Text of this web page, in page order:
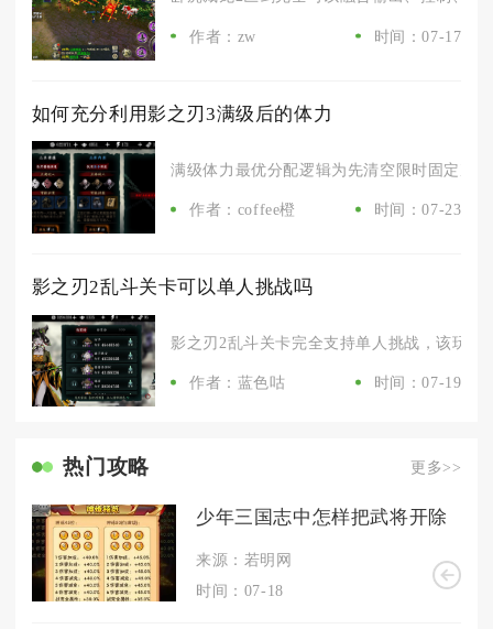
作者：zw 时间：07-17
如何充分利用影之刃3满级后的体力
满级体力最优分配逻辑为先清空限时固定次
作者：coffee橙 时间：07-23
影之刃2乱斗关卡可以单人挑战吗
影之刃2乱斗关卡完全支持单人挑战，该玩法
作者：蓝色咕 时间：07-19
热门攻略 更多>>
少年三国志中怎样把武将开除
来源：若明网
时间：07-18